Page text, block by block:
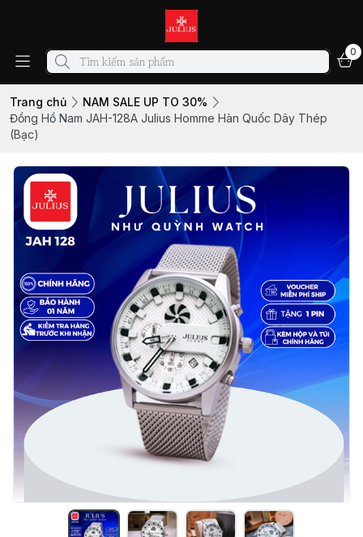
0
Trang chủ
NAM SALE UP TO 30%
Đồng Hồ Nam JAH-128A Julius Homme Hàn Quốc Dây Thép
(Bạc)